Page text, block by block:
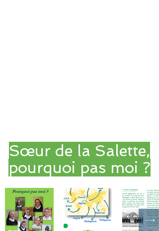
Sœur de la Salette,
pourquoi pas moi ?